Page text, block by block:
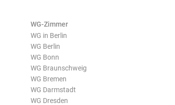
WG-Zimmer
WG in Berlin
WG Berlin
WG Bonn
WG Braunschweig
WG Bremen
WG Darmstadt
WG Dresden